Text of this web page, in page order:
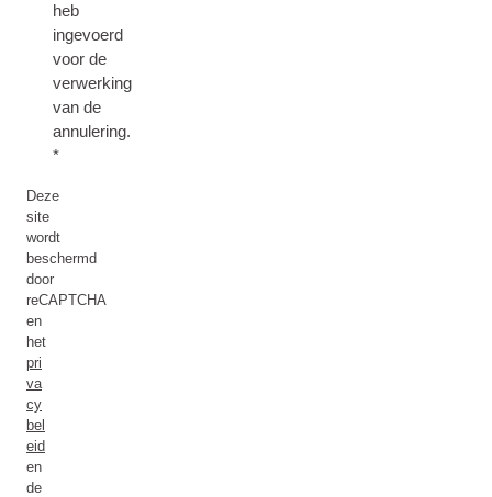
heb
ingevoerd
voor de
verwerking
van de
annulering.
Deze
site
wordt
beschermd
door
reCAPTCHA
en
het
pri
va
cy
bel
eid
en
de